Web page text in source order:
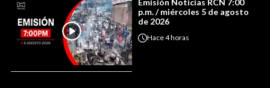
p.m. / miércoles 5 de agosto
de 2026
Hace4 horas